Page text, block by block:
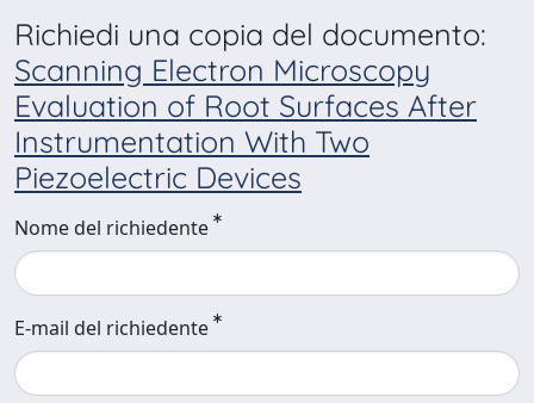
Richiedi una copia del documento:
Scanning Electron Microscopy
Evaluation of Root Surfaces After
Instrumentation With Two
Piezoelectric Devices
Nome del richiedente
E-mail del richiedente